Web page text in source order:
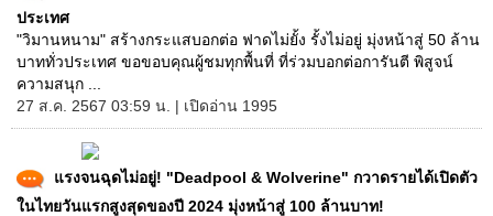
ประเทศ
"วิมานหนาม" สร้างกระแสบอกต่อ ฟาดไม่ยั้ง รั้งไม่อยู่ มุ่งหน้าสู่ 50 ล้าน
บาททั่วประเทศ ขอขอบคุณผู้ชมทุกพื้นที่ ที่ร่วมบอกต่อการันตี พิสูจน์
ความสนุก ...
27 ส.ค. 2567 03:59 น. | เปิดอ่าน 1995
แรงจนฉุดไม่อยู่! "Deadpool & Wolverine" กวาดรายได้เปิดตัว
ในไทยวันแรกสูงสุดของปี 2024 มุ่งหน้าสู่ 100 ล้านบาท!